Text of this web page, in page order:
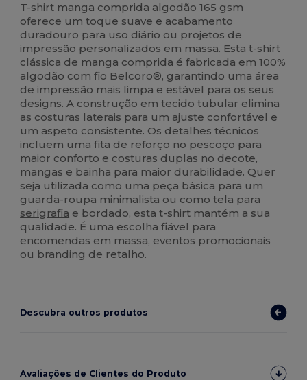
T-shirt manga comprida algodão 165 gsm
oferece um toque suave e acabamento
duradouro para uso diário ou projetos de
impressão personalizados em massa. Esta t-shirt
clássica de manga comprida é fabricada em 100%
algodão com fio Belcoro®, garantindo uma área
de impressão mais limpa e estável para os seus
designs. A construção em tecido tubular elimina
as costuras laterais para um ajuste confortável e
um aspeto consistente. Os detalhes técnicos
incluem uma fita de reforço no pescoço para
maior conforto e costuras duplas no decote,
mangas e bainha para maior durabilidade. Quer
seja utilizada como uma peça básica para um
guarda-roupa minimalista ou como tela para
serigrafia e bordado, esta t-shirt mantém a sua
qualidade. É uma escolha fiável para
encomendas em massa, eventos promocionais
ou branding de retalho.
Descubra outros produtos
Avaliações de Clientes do Produto